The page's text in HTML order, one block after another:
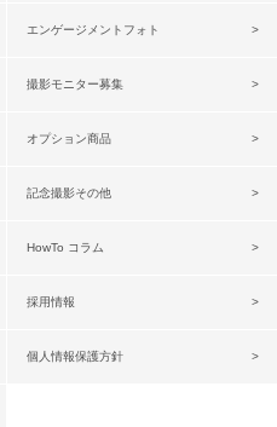
エンゲージメントフォト
撮影モニター募集
オプション商品
記念撮影その他
HowTo コラム
採用情報
個人情報保護方針